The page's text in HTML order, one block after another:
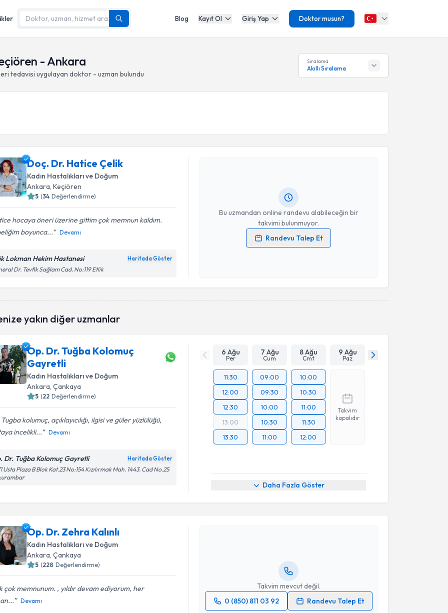
Blog Kayıt Ol Giriş Yap Doktor musun?
- Ankara
tedavisi uygulayan doktor - uzman bulundu
Sıralama
Akıllı Sıralama
Doç. Dr. Hatice Çelik
Kadın Hastalıkları ve Doğum
Ankara, Keçiören
5 (34 Değerlendirme)
hocaya öneri üzerine gittim çok memnun kaldım.
boyunca...
Devamı
Lokman Hekim Hastanesi Haritada Göster
Dr. Tevfik Sağlam Cad. No:119 Etlik
Bu uzmandan online randevu alabileceğin bir
takvimi bulunmuyor.
Randevu Talep Et
Doç. Dr. Hatice Çelik
Kişisel verilerimin işlenmesine ilişkinAydınlatma Metni
Takvim Talebini Gönder
yakın diğer uzmanlar
Op. Dr. Tuğba Kolomuç
Gayretli
Kadın Hastalıkları ve Doğum
Ankara, Çankaya
5 (22 Değerlendirme)
kolumuç, açıklayıcılığı, ilgisi ve güler yüzlülüğü,
incelikli...
Devamı
Dr. Tuğba Kolomuç Gayretli Haritada Göster
Usta Plaza B Blok Kat.23 No:154 Kızılırmak Mah. 1443. Cad No.25
6 Ağu
Per
7 Ağu
Cum
8 Ağu
Cmt
9 Ağu
Paz
11:30
12:00
12:30
13:00
13:30
09:00
09:30
10:00
10:30
11:00
10:00
10:30
11:00
11:30
12:00
Takvim
kapalıdır
Daha Fazla Göster
Op. Dr. Zehra Kalınlı
Kadın Hastalıkları ve Doğum
Ankara , Çankaya
5 (228 Değerlendirme)
çok memnunum. , yıldır devam ediyorum, her
Devamı
Takvim mevcut değil.
0 (850) 811 03 92
Randevu Talep Et
Randevu Takvimi Talebi
Op. Dr. Zehra Kalınlı